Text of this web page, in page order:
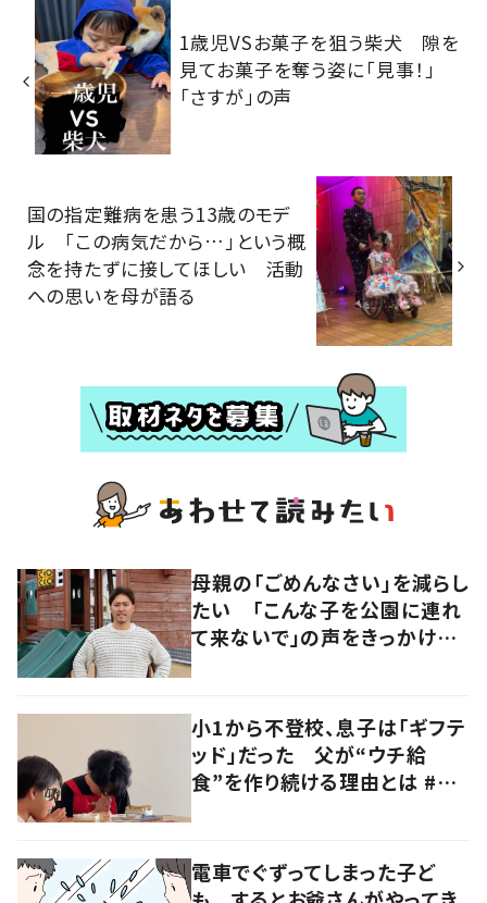
1歳児VSお菓子を狙う柴犬 隙を
見てお菓子を奪う姿に「見事！」
「さすが」の声
国の指定難病を患う13歳のモデ
ル 「この病気だから…」という概
念を持たずに接してほしい 活動
への思いを母が語る
母親の「ごめんなさい」を減らし
たい 「こんな子を公園に連れ
て来ないで」の声をきっかけに
小1から不登校、息子は「ギフテ
ッド」だった 父が“ウチ給
食”を作り続ける理由とは #令
電車でぐずってしまった子ど